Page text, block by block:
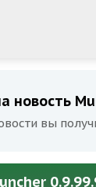
новость
вы